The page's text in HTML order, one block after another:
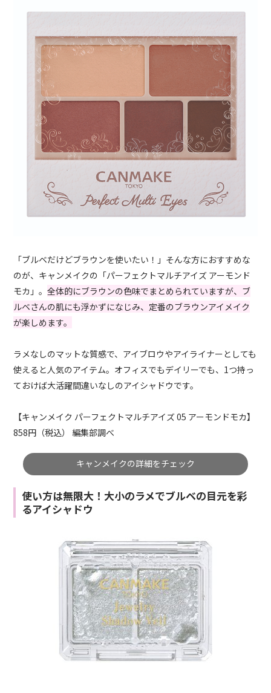
「ブルベだけどブラウンを使いたい！」そんな方におすすめな
のが、キャンメイクの「パーフェクトマルチアイズ アーモンド
モカ」。全体的にブラウンの色味でまとめられていますが、ブ
ルベさんの肌にも浮かずになじみ、定番のブラウンアイメイク
が楽しめます。
ラメなしのマットな質感で、アイブロウやアイライナーとしても
使えると人気のアイテム。オフィスでもデイリーでも、1つ持っ
ておけば大活躍間違いなしのアイシャドウです。
【キャンメイク パーフェクトマルチアイズ 05 アーモンドモカ】
858円（税込） 編集部調べ
キャンメイクの詳細をチェック
使い方は無限大！大小のラメでブルベの目元を彩
るアイシャドウ